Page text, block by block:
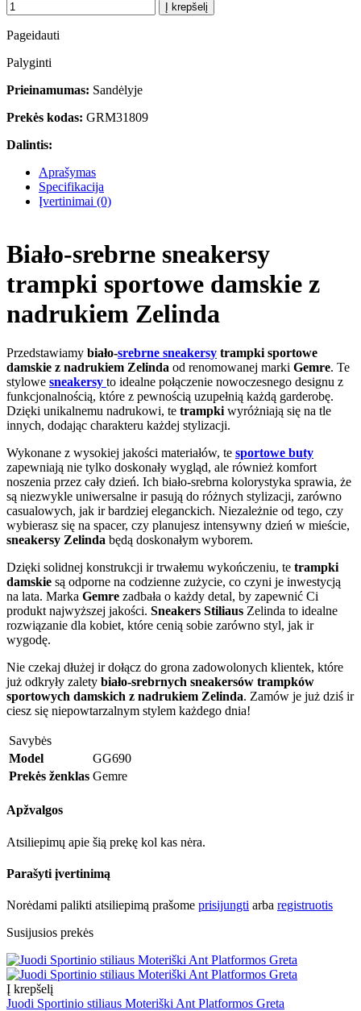
Į krepšelį
Pageidauti
Palyginti
Prieinamumas: Sandėlyje
Prekės kodas: GRM31809
Dalintis:
Aprašymas
Specifikacija
Įvertinimai (0)
Biało-srebrne sneakersy
trampki sportowe damskie z
nadrukiem Zelinda
Przedstawiamy biało-srebrne sneakersy trampki sportowe
damskie z nadrukiem Zelinda od renomowanej marki Gemre. Te
stylowe sneakersy to idealne połączenie nowoczesnego designu z
funkcjonalnością, które z pewnością uzupełnią każdą garderobę.
Dzięki unikalnemu nadrukowi, te trampki wyróżniają się na tle
innych, dodając charakteru każdej stylizacji.
Wykonane z wysokiej jakości materiałów, te sportowe buty
zapewniają nie tylko doskonały wygląd, ale również komfort
noszenia przez cały dzień. Ich biało-srebrna kolorystyka sprawia, że
są niezwykle uniwersalne ir pasują do różnych stylizacji, zarówno
casualowych, jak ir bardziej eleganckich. Niezależnie od tego, czy
wybierasz się na spacer, czy planujesz intensywny dzień w mieście,
sneakersy Zelinda będą doskonałym wyborem.
Dzięki solidnej konstrukcji ir trwałemu wykończeniu, te trampki
damskie są odporne na codzienne zużycie, co czyni je inwestycją
na lata. Marka Gemre zadbała o każdy detal, by zapewnić Ci
produkt najwyższej jakości. Sneakers Stiliaus Zelinda to idealne
rozwiązanie dla kobiet, które cenią sobie zarówno styl, jak ir
wygodę.
Nie czekaj dłużej ir dołącz do grona zadowolonych klientek, które
już odkryły zalety biało-srebrnych sneakersów trampków
sportowych damskich z nadrukiem Zelinda. Zamów je już dziś ir
ciesz się niepowtarzalnym stylem każdego dnia!
Savybės
Model
GG690
Prekės ženklas Gemre
Apžvalgos
Atsiliepimų apie šią prekę kol kas nėra.
Parašyti įvertinimą
Norėdami palikti atsiliepimą prašome prisijungti arba registruotis
Susijusios prekės
Į krepšelį
Juodi Sportinio stiliaus Moteriški Ant Platformos Greta